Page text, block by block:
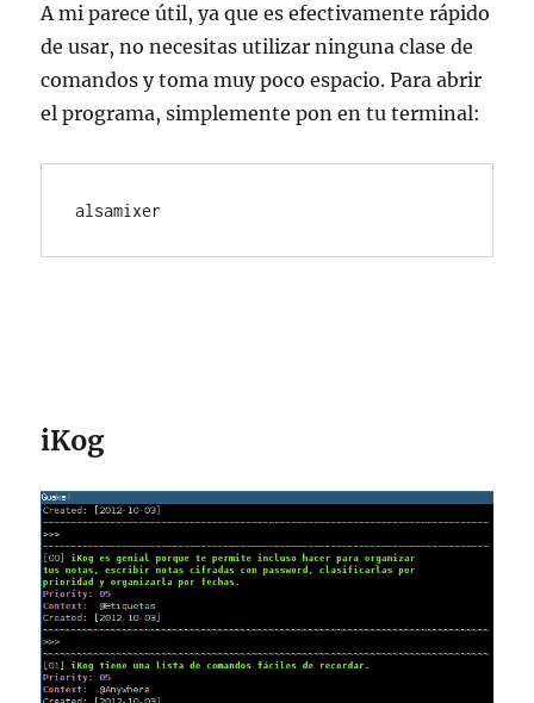
A mi parece útil, ya que es efectivamente rápido
de usar, no necesitas utilizar ninguna clase de
comandos y toma muy poco espacio. Para abrir
el programa, simplemente pon en tu terminal:
alsamixer
iKog